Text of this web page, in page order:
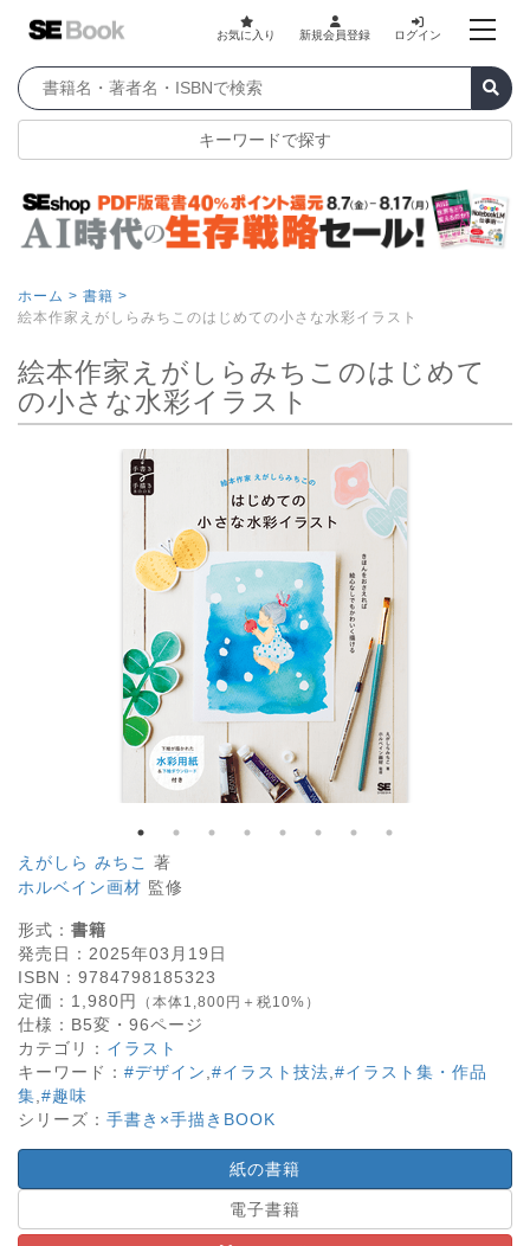
お気に入り 新規会員登録 ログイン
キーワードで探す
ホーム > 書籍 >
絵本作家えがしらみちこのはじめての小さな水彩イラスト
絵本作家えがしらみちこのはじめて
の小さな水彩イラスト
えがしら みちこ
著
ホルベイン画材 監修
形式： 書籍
発売日： 2025年03月19日
ISBN： 9784798185323
定価： 1,980円 （本体1,800円＋税10%）
仕様： B5変・ 96ページ
カテゴリ： イラスト
キーワード： #デザイン #イラスト技法 #イラスト集・作品
集 #趣味
シリーズ： 手書き×手描きBOOK
紙の書籍
電子書籍